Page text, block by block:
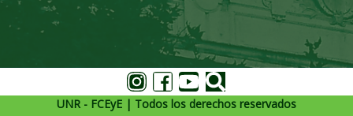
UNR - FCEyE | Todos los derechos reservados